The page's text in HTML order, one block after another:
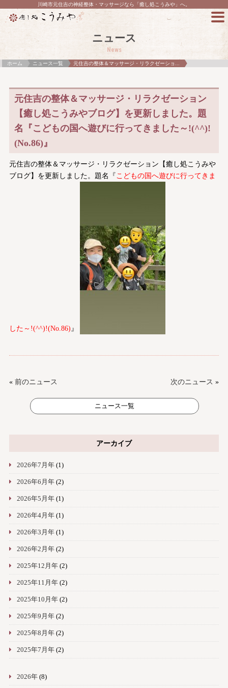
川崎市元住吉の神経整体・マッサージなら「癒し処こうみや」へ。
ニュース
News
ホーム ニュース一覧 元住吉の整体＆マッサージ・リラクゼーショ...
元住吉の整体＆マッサージ・リラクゼーション
【癒し処こうみやブログ】を更新しました。題
名『こどもの国へ遊びに行ってきました～!(^^)!
(No.86)』
元住吉の整体＆マッサージ・リラクゼーション【癒し処こうみや
ブログ】を更新しました。題名『 こどもの国へ遊びに行ってきま
した～!(^^)!(No.86)』
« 前のニュース 次のニュース »
ニュース一覧
アーカイブ
2026年7月年(1)
2026年6月年(2)
2026年5月年(1)
2026年4月年(1)
2026年3月年(1)
2026年2月年(2)
2025年12月年(2)
2025年11月年(2)
2025年10月年(2)
2025年9月年(2)
2025年8月年(2)
2025年7月年(2)
2026年(8)